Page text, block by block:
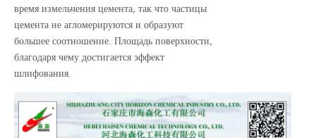
время измельчения цемента, так что частицы
цемента не агломерируются и образуют
большее соотношение. Площадь поверхности,
благодаря чему достигается эффект
шлифования.